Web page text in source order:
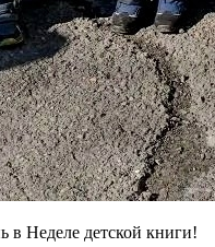
в Неделе детской книги!